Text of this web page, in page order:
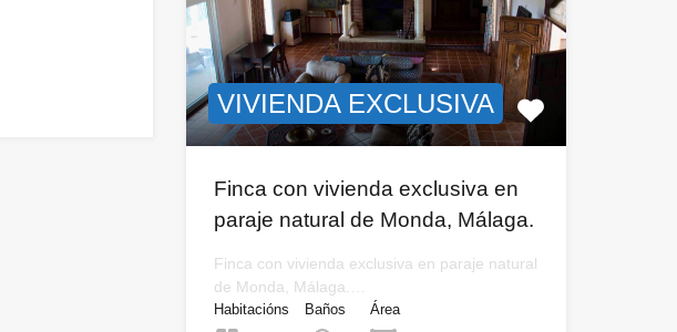
VIVIENDA EXCLUSIVA
Finca con vivienda exclusiva en
paraje natural de Monda, Málaga.
Finca con vivienda exclusiva en paraje natural
de Monda, Málaga.…
Habitacións
Baños
Área